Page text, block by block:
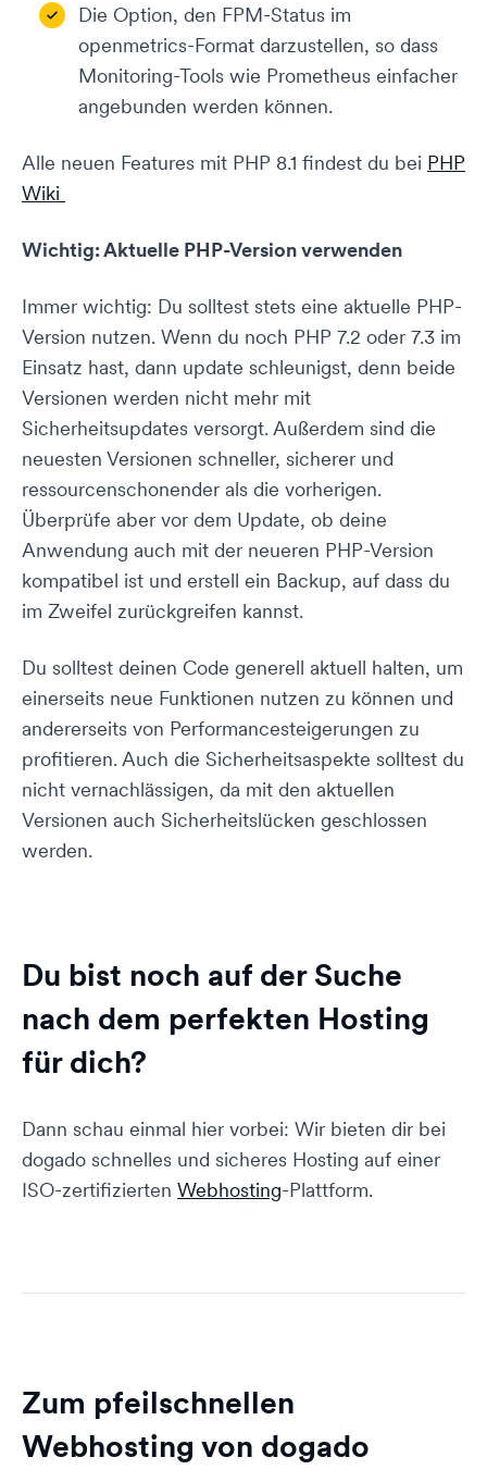
Die Option, den FPM-Status im
openmetrics-Format darzustellen, so dass
Monitoring-Tools wie Prometheus einfacher
angebunden werden können.
Alle neuen Features mit PHP 8.1 findest du bei PHP
Wiki
Wichtig: Aktuelle PHP-Version verwenden
Immer wichtig: Du solltest stets eine aktuelle PHP-
Version nutzen. Wenn du noch PHP 7.2 oder 7.3 im
Einsatz hast, dann update schleunigst, denn beide
Versionen werden nicht mehr mit
Sicherheitsupdates versorgt. Außerdem sind die
neuesten Versionen schneller, sicherer und
ressourcenschonender als die vorherigen.
Überprüfe aber vor dem Update, ob deine
Anwendung auch mit der neueren PHP-Version
kompatibel ist und erstell ein Backup, auf dass du
im Zweifel zurückgreifen kannst.
Du solltest deinen Code generell aktuell halten, um
einerseits neue Funktionen nutzen zu können und
andererseits von Performancesteigerungen zu
profitieren. Auch die Sicherheitsaspekte solltest du
nicht vernachlässigen, da mit den aktuellen
Versionen auch Sicherheitslücken geschlossen
werden.
Du bist noch auf der Suche
nach dem perfekten Hosting
für dich?
Dann schau einmal hier vorbei: Wir bieten dir bei
dogado schnelles und sicheres Hosting auf einer
ISO-zertifizierten Webhosting-Plattform.
Zum pfeilschnellen
Webhosting von dogado